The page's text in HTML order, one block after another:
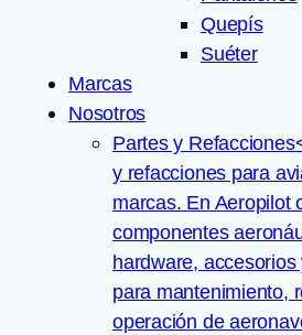
Quepís
Suéter
Marcas
Nosotros
Partes y Refacciones
y refacciones para
marcas. En Aeropilot
componentes
hardware,
para mantenimiento,
operación de